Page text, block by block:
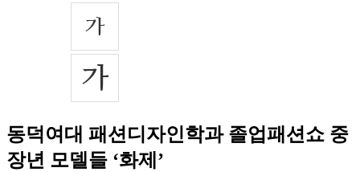
동덕여대 패션디자인학과 졸업패션쇼 중
장년 모델들 ‘화제’